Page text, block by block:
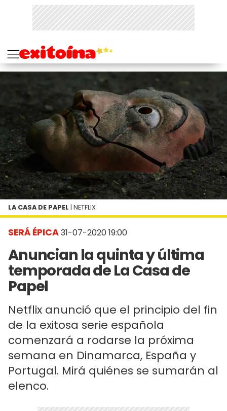
SERÁ ÉPICA31-07-2020 19:00
Anuncian la quinta y última
temporada de La Casa de
Papel
Netflix anunció que el principio del fin
de la exitosa serie española
comenzará a rodarse la próxima
semana en Dinamarca, España y
Portugal. Mirá quiénes se sumarán al
elenco.
LA CASA DE PAPEL | NETFLIX